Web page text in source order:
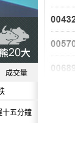
成交量
十五分鐘